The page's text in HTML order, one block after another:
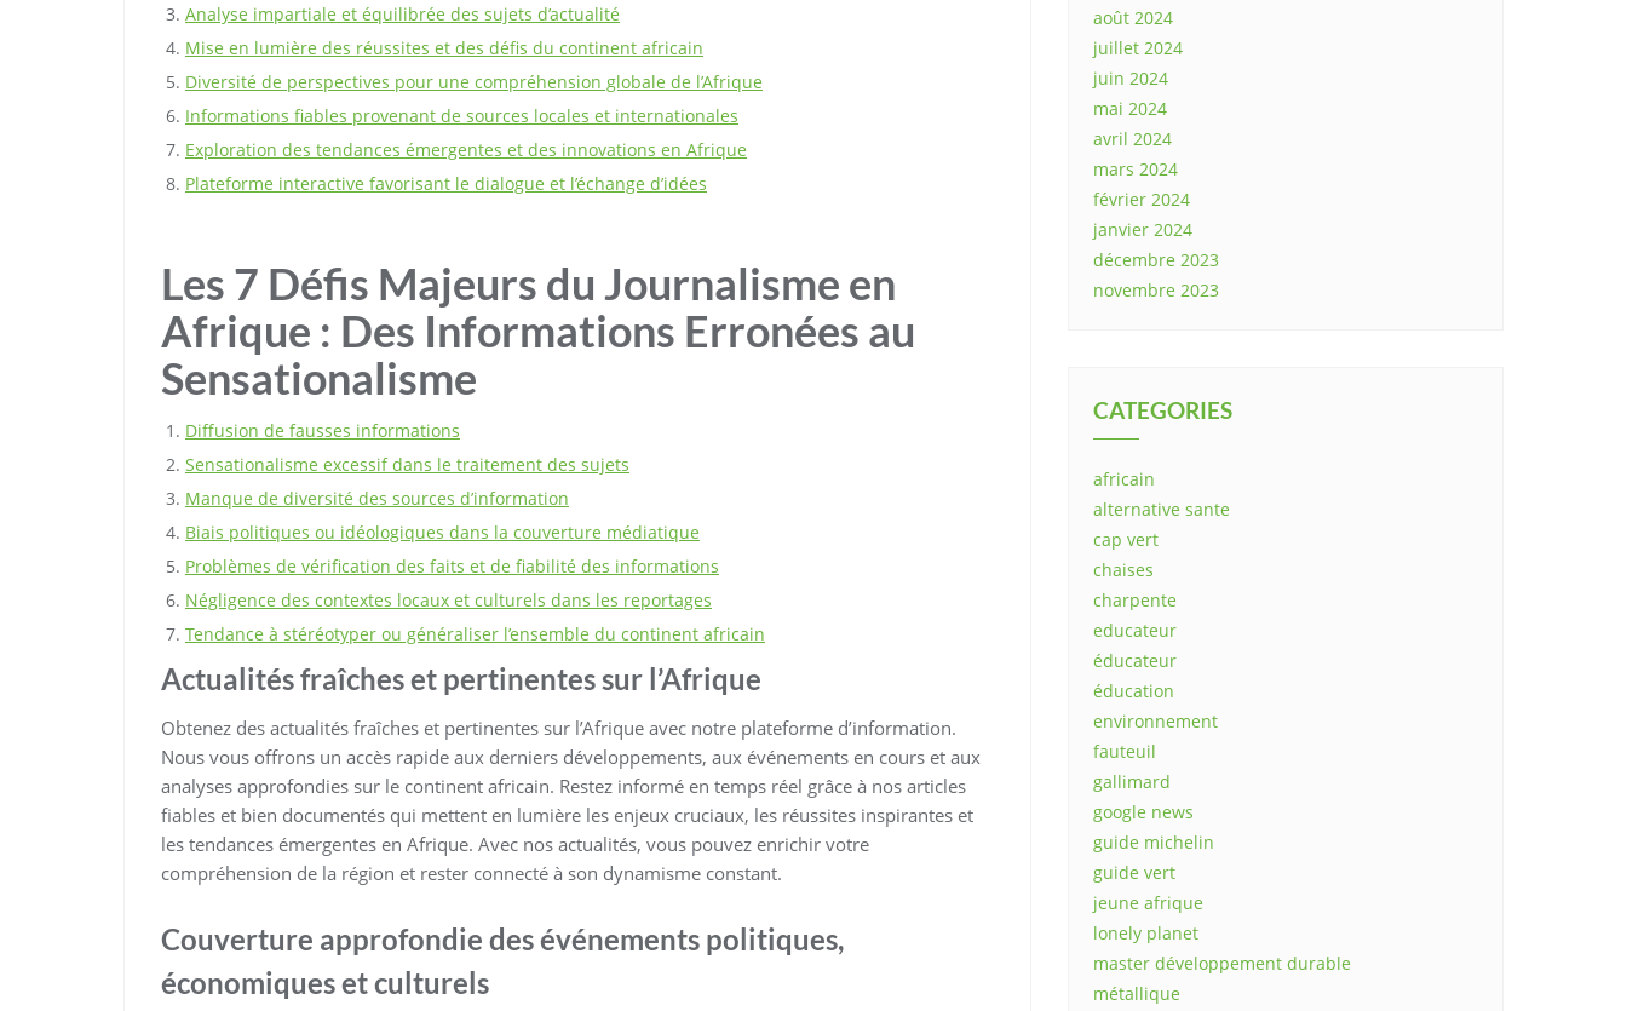
Analyse impartiale et équilibrée des sujets d’actualité
Mise en lumière des réussites et des défis du continent africain
Diversité de perspectives pour une compréhension globale de l’Afrique
Informations fiables provenant de sources locales et internationales
Exploration des tendances émergentes et des innovations en Afrique
Plateforme interactive favorisant le dialogue et l’échange d’idées
Les 7 Défis Majeurs du Journalisme en
Afrique : Des Informations Erronées au
Sensationalisme
Diffusion de fausses informations
Sensationalisme excessif dans le traitement des sujets
Manque de diversité des sources d’information
Biais politiques ou idéologiques dans la couverture médiatique
Problèmes de vérification des faits et de fiabilité des informations
Négligence des contextes locaux et culturels dans les reportages
Tendance à stéréotyper ou généraliser l’ensemble du continent africain
Actualités fraîches et pertinentes sur l’Afrique
Obtenez des actualités fraîches et pertinentes sur l’Afrique avec notre plateforme d’information.
Nous vous offrons un accès rapide aux derniers développements, aux événements en cours et aux
analyses approfondies sur le continent africain. Restez informé en temps réel grâce à nos articles
fiables et bien documentés qui mettent en lumière les enjeux cruciaux, les réussites inspirantes et
les tendances émergentes en Afrique. Avec nos actualités, vous pouvez enrichir votre
compréhension de la région et rester connecté à son dynamisme constant.
Couverture approfondie des événements politiques,
économiques et culturels
août 2024
juillet 2024
juin 2024
mai 2024
avril 2024
mars 2024
février 2024
janvier 2024
décembre 2023
novembre 2023
CATEGORIES
africain
alternative sante
cap vert
chaises
charpente
educateur
éducateur
éducation
environnement
fauteuil
gallimard
google news
guide michelin
guide vert
jeune afrique
lonely planet
master développement durable
métallique